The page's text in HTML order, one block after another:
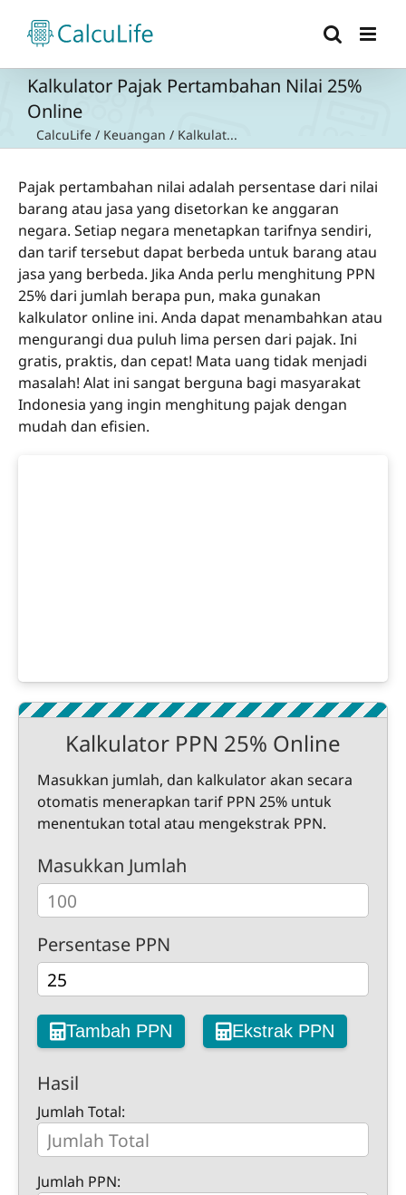
content
Kalkulator Pajak Pertambahan Nilai 25%
Online
CalcuLife / Keuangan / Kalkulat...
Pajak pertambahan nilai adalah persentase dari nilai
barang atau jasa yang disetorkan ke anggaran
negara. Setiap negara menetapkan tarifnya sendiri,
dan tarif tersebut dapat berbeda untuk barang atau
jasa yang berbeda. Jika Anda perlu menghitung PPN
25% dari jumlah berapa pun, maka gunakan
kalkulator online ini. Anda dapat menambahkan atau
mengurangi dua puluh lima persen dari pajak. Ini
gratis, praktis, dan cepat! Mata uang tidak menjadi
masalah! Alat ini sangat berguna bagi masyarakat
Indonesia yang ingin menghitung pajak dengan
mudah dan efisien.
Kalkulator PPN 25% Online
Masukkan jumlah, dan kalkulator akan secara
otomatis menerapkan tarif PPN 25% untuk
menentukan total atau mengekstrak PPN.
Masukkan Jumlah
Persentase PPN
Tambah PPN Ekstrak PPN
Hasil
Jumlah Total:
Jumlah PPN: